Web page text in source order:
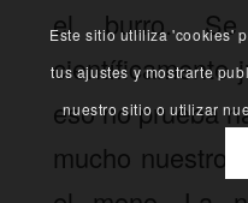
el burro.
científicamente
eso no prueba
mucho nuestro
Este sitio utliliza 'cookies'
tus ajustes y mostrarte
nuestro sitio o utilizar